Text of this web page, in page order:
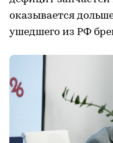
оказывается
ушедшего из РФ